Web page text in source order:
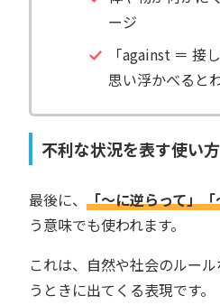
ージ
「against ＝ 接
思い浮かべると
不利な状況を表す使い方
最後に、 「〜に逆らって」
う意味でも使われます。
これは、自然や社会のルー
うときに出てくる表現です。